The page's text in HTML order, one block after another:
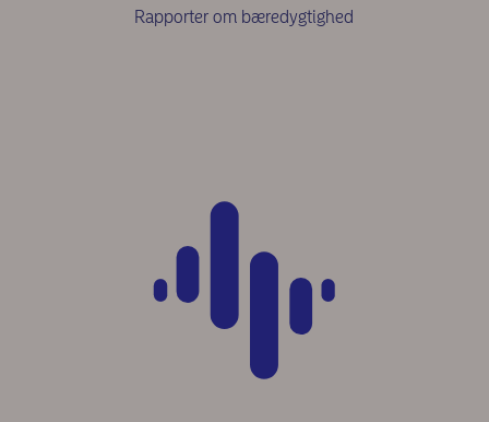
Rapporter om bæredygtighed